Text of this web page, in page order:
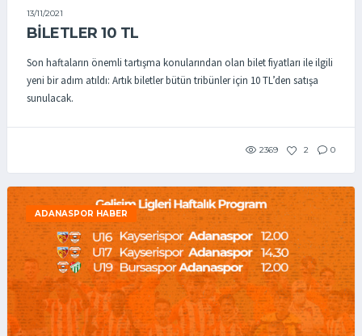
13/11/2021
BİLETLER 10 TL
Son haftaların önemli tartışma konularından olan bilet fiyatları ile ilgili
yeni bir adım atıldı: Artık biletler bütün tribünler için 10 TL’den satışa
sunulacak.
2369 2 0
ADANASPOR HABER